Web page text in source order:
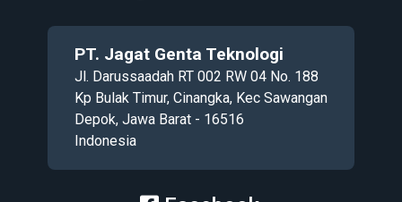
PT. Jagat Genta Teknologi
Jl. Darussaadah RT 002 RW 04 No. 188
Kp Bulak Timur, Cinangka, Kec Sawangan
Depok, Jawa Barat - 16516
Indonesia